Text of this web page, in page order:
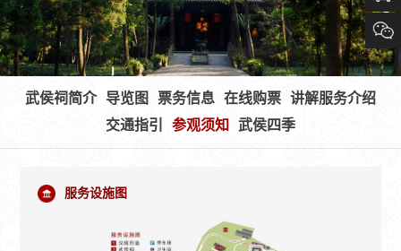
武侯祠简介 导览图 票务信息 在线购票 讲解服务介绍
交通指引
参观须知 武侯四季
服务设施图